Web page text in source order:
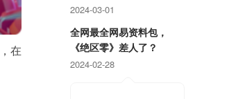
在
2024-03-01
全网最全网易资料包，
《绝区零》差人了？
2024-02-28